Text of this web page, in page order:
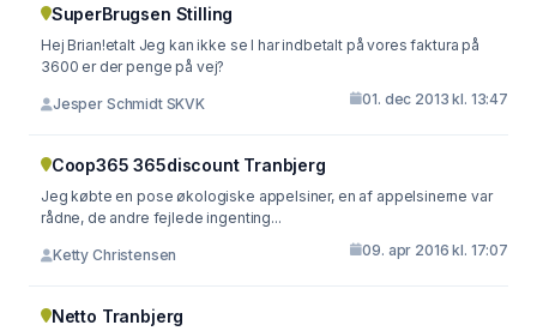
SuperBrugsen Stilling
Hej Brian!etalt Jeg kan ikke se I har indbetalt på vores faktura på
3600 er der penge på vej?
Jesper Schmidt SKVK 01. dec 2013 kl. 13:47
Coop365 365discount Tranbjerg
Jeg købte en pose økologiske appelsiner, en af appelsinerne var
rådne, de andre fejlede ingenting...
Ketty Christensen 09. apr 2016 kl. 17:07
Netto Tranbjerg